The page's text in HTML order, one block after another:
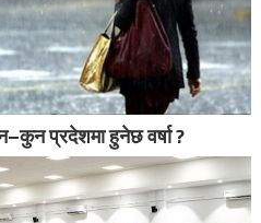
प्रदेशमा हुनेछ वर्षा ?